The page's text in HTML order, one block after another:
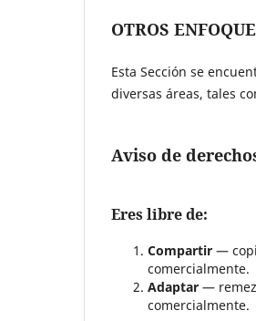
OTROS
Esta Sección se
diversas áreas, tales
Aviso de
Eres libre de:
Compartir —
comercialmente.
Adaptar —
comercialmente.